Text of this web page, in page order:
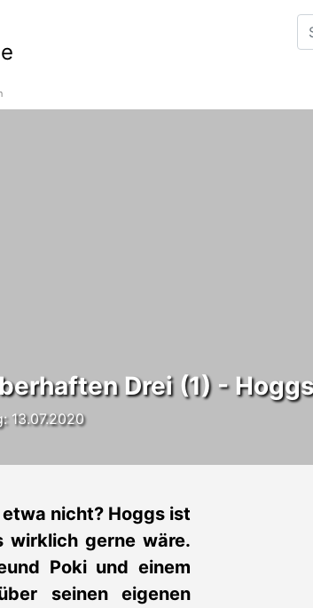
Drei (1) -
13.07.2020
nicht? Hoggs ist
wirklich gerne wäre.
Poki und einem
seinen eigenen